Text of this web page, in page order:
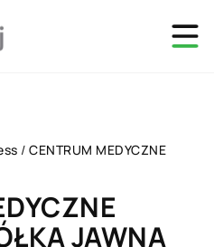
/ CENTRUM MEDYCZNE
JAWNA